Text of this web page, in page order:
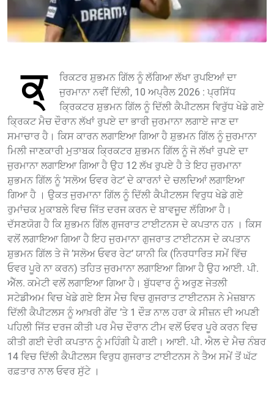
ਕ੍
ਰਿਕਟਰ ਸ਼ੁਭਮਨ ਗਿੱਲ ਨੂੰ ਲੱਗਿਆ ਲੱਖਾ ਰੁਪਇਆਂ ਦਾ
ਜੁਰਮਾਨਾ ਨਵੀਂ ਦਿੱਲੀ, 10 ਅਪ੍ਰੈਲ 2026 : ਪ੍ਰਸਿੱਧ
ਕ੍ਰਿਕਟਰ ਸ਼ੁਭਮਨ ਗਿੱਲ ਨੂੰ ਦਿੱਲੀ ਕੈਪੀਟਲਸ ਵਿਰੁੱਧ ਖੇਡੇ ਗਏ
ਕ੍ਰਿਕਟ ਮੈਚ ਦੌਰਾਨ ਲੱਖਾਂ ਰੁਪਏ ਦਾ ਭਾਰੀ ਜੁਰਮਾਨਾ ਲਗਾਏ ਜਾਣ ਦਾ
ਸਮਾਚਾਰ ਹੈ। ਕਿਸ ਕਾਰਨ ਲਗਾਇਆ ਗਿਆ ਹੈ ਸ਼ੁਭਮਨ ਗਿੱਲ ਨੂੰ ਜੁਰਮਾਨਾ
ਮਿਲੀ ਜਾਣਕਾਰੀ ਮੁਤਾਬਕ ਕ੍ਰਿਕਟਰ ਸ਼ੁਭਮਨ ਗਿੱਲ ਨੂੰ ਜੋ ਲੱਖਾਂ ਰੁਪਏ ਦਾ
ਜੁਰਮਾਨਾ ਲਗਾਇਆ ਗਿਆ ਹੈ ਉਹ 12 ਲੱਖ ਰੁਪਏ ਹੈ ਤੇ ਇਹ ਜੁਰਮਾਨਾ
ਸ਼ੁਭਮਨ ਗਿੱਲ ਨੂੰ ’ਸਲੋਅ ਓਵਰ ਰੇਟ’ ਦੇ ਕਾਰਨਾਂ ਦੇ ਚਲਦਿਆਂ ਲਗਾਇਆ
ਗਿਆ ਹੈ । ਉਕਤ ਜੁਰਮਾਨਾ ਗਿੱਲ ਨੂੰ ਦਿੱਲੀ ਕੈਪੀਟਲਸ ਵਿਰੁਧ ਖੇਡੇ ਗਏ
ਰੁਮਾਂਚਕ ਮੁਕਾਬਲੇ ਵਿਚ ਜਿੱਤ ਦਰਜ ਕਰਨ ਦੇ ਬਾਵਜੂਦ ਲੱਗਿਆ ਹੈ।
ਦੱਸਣਯੋਗ ਹੈ ਕਿ ਸ਼ੁਭਮਨ ਗਿੱਲ ਗੁਜਰਾਤ ਟਾਈਟਨਸ ਦੇ ਕਪਤਾਨ ਹਨ । ਕਿਸ
ਵਲੋਂ ਲਗਾਇਆ ਗਿਆ ਹੈ ਇਹ ਜੁਰਮਾਨਾ ਗੁਜਰਾਤ ਟਾਈਟਨਸ ਦੇ ਕਪਤਾਨ
ਸ਼ੁਭਮਨ ਗਿੱਲ ਤੇ ਜੋ ’ਸਲੋਅ ਓਵਰ ਰੇਟ’ ਯਾਨੀ ਕਿ (ਨਿਰਧਾਰਿਤ ਸਮੇਂ ਵਿੱਚ
ਓਵਰ ਪੂਰੇ ਨਾ ਕਰਨ) ਤਹਿਤ ਜੁਰਮਾਨਾ ਲਗਾਇਆ ਗਿਆ ਹੈ ਉਹ ਆਈ. ਪੀ.
ਐੱਲ. ਕਮੇਟੀ ਵਲੋਂ ਲਗਾਇਆ ਗਿਆ ਹੈ। ਬੁੱਧਵਾਰ ਨੂੰ ਅਰੁਣ ਜੇਤਲੀ
ਸਟੇਡੀਅਮ ਵਿਚ ਖੇਡੇ ਗਏ ਇਸ ਮੈਚ ਵਿਚ ਗੁਜਰਾਤ ਟਾਈਟਨਸ ਨੇ ਮੇਜ਼ਬਾਨ
ਦਿੱਲੀ ਕੈਪੀਟਲਸ ਨੂੰ ਆਖ਼ਰੀ ਗੇਂਦ ’ਤੇ 1 ਦੌੜ ਨਾਲ ਹਰਾ ਕੇ ਸੀਜ਼ਨ ਦੀ ਅਪਣੀ
ਪਹਿਲੀ ਜਿੱਤ ਦਰਜ ਕੀਤੀ ਪਰ ਮੈਚ ਦੌਰਾਨ ਟੀਮ ਵਲੋਂ ਓਵਰ ਪੂਰੇ ਕਰਨ ਵਿਚ
ਕੀਤੀ ਗਈ ਦੇਰੀ ਕਪਤਾਨ ਨੂੰ ਮਹਿੰਗੀ ਪੈ ਗਈ। ਆਈ. ਪੀ. ਐਲ ਦੇ ਮੈਚ ਨੰਬਰ
14 ਵਿਚ ਦਿੱਲੀ ਕੈਪੀਟਲਸ ਵਿਰੁਧ ਗੁਜਰਾਤ ਟਾਈਟਨਸ ਨੇ ਤੈਅ ਸਮੇਂ ਤੋਂ ਘੱਟ
ਰਫ਼ਤਾਰ ਨਾਲ ਓਵਰ ਸੁੱਟੇ ।